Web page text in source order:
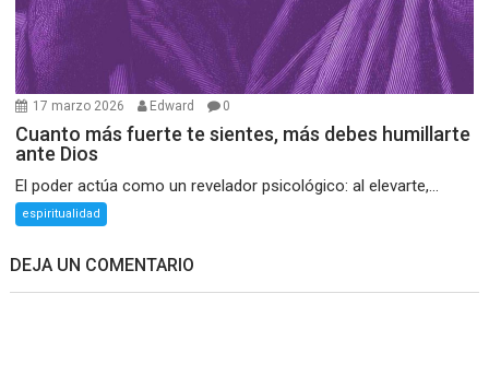
17 marzo 2026 Edward 0
Cuanto más fuerte te sientes, más debes humillarte
ante Dios
El poder actúa como un revelador psicológico: al elevarte,...
espiritualidad
DEJA UN COMENTARIO